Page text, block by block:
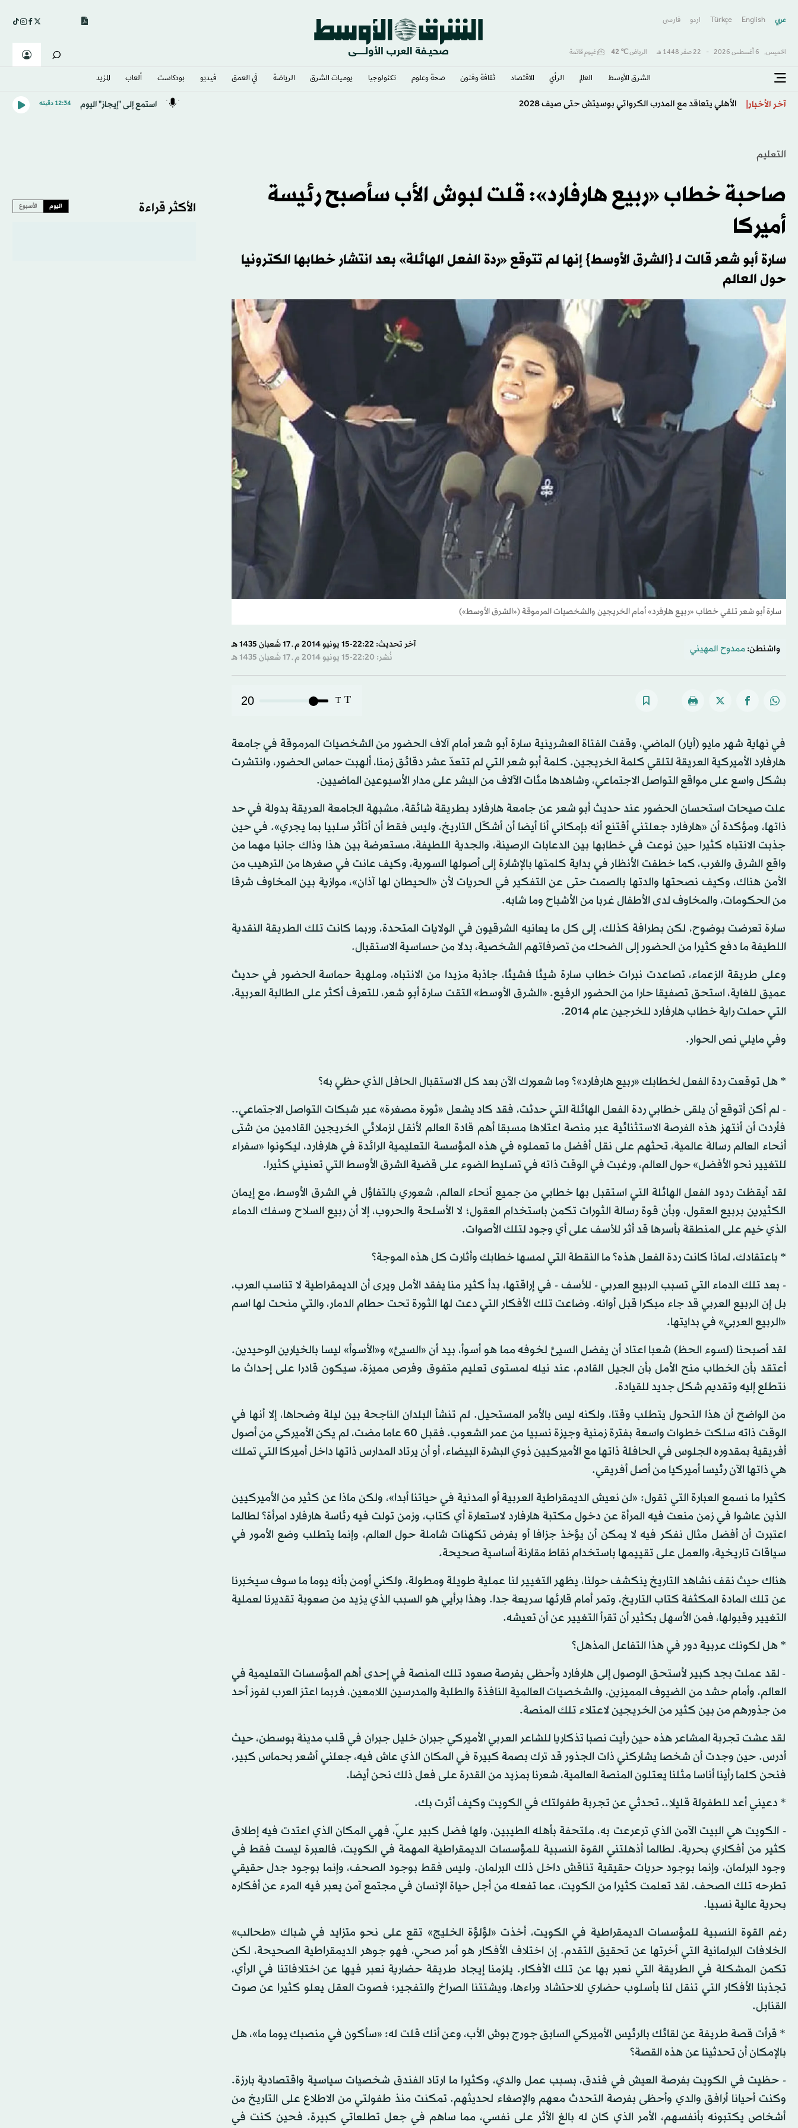
عربي English
Türkçe اردو فارسى
الخميس, 6 أغسطس 2026 - 22 صفَر 1448 هـ الرياض℃
42 غيوم قاتمة
الشرق الأوسط​ العالم الرأي الاقتصاد ثقافة وفنون صحة وعلوم تكنولوجيا يوميات الشرق​ الرياضة في العمق فيديو بودكاست ألعاب المزيد
آخر الأخبار الأهلي يتعاقد مع المدرب الكرواتي بوسيتش حتى صيف 2028 استمع إلى "إيجاز" اليوم 12:34 دقيقه
التعليم
صاحبة خطاب «ربيع هارفارد»: قلت لبوش الأب سأصبح رئيسة
أميركا
سارة أبو شعر قالت لـ {الشرق الأوسط} إنها لم تتوقع «ردة الفعل الهائلة» بعد انتشار خطابها الكترونيا
حول العالم
سارة أبو شعر تلقي خطاب «ربيع هارفرد» أمام الخريجين والشخصيات المرموقة («الشرق الأوسط»)
واشنطن: ممدوح المهيني
آخر تحديث: 22:22-15 يونيو 2014 م ـ 17 شَعبان 1435 هـ
نُشر: 22:20-15 يونيو 2014 م ـ 17 شَعبان 1435 هـ
T
T
20
في نهاية شهر مايو (أيار) الماضي، وقفت الفتاة العشرينية سارة أبو شعر أمام آلاف الحضور من الشخصيات المرموقة في جامعة
هارفارد الأميركية العريقة لتلقي كلمة الخريجين. كلمة أبو شعر التي لم تتعدّ عشر دقائق زمنا، ألهبت حماس الحضور، وانتشرت
بشكل واسع على مواقع التواصل الاجتماعي، وشاهدها مئات الآلاف من البشر على مدار الأسبوعين الماضيين.
علت صيحات استحسان الحضور عند حديث أبو شعر عن جامعة هارفارد بطريقة شائقة، مشبهة الجامعة العريقة بدولة في حد
ذاتها، ومؤكدة أن «هارفارد جعلتني أقتنع أنه بإمكاني أنا أيضا أن أشكّل التاريخ، وليس فقط أن أتأثر سلبيا بما يجري». في حين
جذبت الانتباه كثيرا حين نوعت في خطابها بين الدعابات الرصينة، والجدية اللطيفة، مستعرضة بين هذا وذاك جانبا مهما من
واقع الشرق والغرب، كما خطفت الأنظار في بداية كلمتها بالإشارة إلى أصولها السورية، وكيف عانت في صغرها من الترهيب من
الأمن هناك، وكيف نصحتها والدتها بالصمت حتى عن التفكير في الحريات لأن «الحيطان لها آذان»، موازية بين المخاوف شرقا
من الحكومات، والمخاوف لدى الأطفال غربا من الأشباح وما شابه.
سارة تعرضت بوضوح، لكن بطرافة كذلك، إلى كل ما يعانيه الشرقيون في الولايات المتحدة، وربما كانت تلك الطريقة النقدية
اللطيفة ما دفع كثيرا من الحضور إلى الضحك من تصرفاتهم الشخصية، بدلا من حساسية الاستقبال.
وعلى طريقة الزعماء، تصاعدت نبرات خطاب سارة شيئا فشيئا، جاذبة مزيدا من الانتباه، وملهبة حماسة الحضور في حديث
عميق للغاية، استحق تصفيقا حارا من الحضور الرفيع. «الشرق الأوسط» التقت سارة أبو شعر، للتعرف أكثر على الطالبة العربية،
التي حملت راية خطاب هارفارد للخرجين عام 2014.
وفي مايلي نص الحوار.
* هل توقعت ردة الفعل لخطابك «ربيع هارفارد»؟ وما شعورك الآن بعد كل الاستقبال الحافل الذي حظي به؟
- لم أكن أتوقع أن يلقى خطابي ردة الفعل الهائلة التي حدثت، فقد كاد يشعل «ثورة مصغرة» عبر شبكات التواصل الاجتماعي..
فأردت أن أنتهز هذه الفرصة الاستثنائية عبر منصة اعتلاها مسبقا أهم قادة العالم لأنقل لزملائي الخريجين القادمين من شتى
أنحاء العالم رسالة عالمية، تحثهم على نقل أفضل ما تعملوه في هذه المؤسسة التعليمية الرائدة في هارفارد، ليكونوا «سفراء
للتغيير نحو الأفضل» حول العالم، ورغبت في الوقت ذاته في تسليط الضوء على قضية الشرق الأوسط التي تعنيني كثيرا.
لقد أيقظت ردود الفعل الهائلة التي استقبل بها خطابي من جميع أنحاء العالم، شعوري بالتفاؤل في الشرق الأوسط، مع إيمان
الكثيرين بربيع العقول، وبأن قوة رسالة الثورات تكمن باستخدام العقول؛ لا الأسلحة والحروب، إلا أن ربيع السلاح وسفك الدماء
الذي خيم على المنطقة بأسرها قد أثر للأسف على أي وجود لتلك الأصوات.
* باعتقادك، لماذا كانت ردة الفعل هذه؟ ما النقطة التي لمسها خطابك وأثارت كل هذه الموجة؟
- بعد تلك الدماء التي تسبب الربيع العربي - للأسف - في إراقتها، بدأ كثير منا يفقد الأمل ويرى أن الديمقراطية لا تناسب العرب،
بل إن الربيع العربي قد جاء مبكرا قبل أوانه. وضاعت تلك الأفكار التي دعت لها الثورة تحت حطام الدمار، والتي منحت لها اسم
«الربيع العربي» في بدايتها.
لقد أصبحنا (لسوء الحظ) شعبا اعتاد أن يفضل السيئ لخوفه مما هو أسوأ، بيد أن «السيئ» و«الأسوأ» ليسا بالخيارين الوحيدين.
أعتقد بأن الخطاب منح الأمل بأن الجيل القادم، عند نيله لمستوى تعليم متفوق وفرص مميزة، سيكون قادرا على إحداث ما
نتطلع إليه وتقديم شكل جديد للقيادة.
من الواضح أن هذا التحول يتطلب وقتا، ولكنه ليس بالأمر المستحيل. لم تنشأ البلدان الناجحة بين ليلة وضحاها، إلا أنها في
الوقت ذاته سلكت خطوات واسعة بفترة زمنية وجيزة نسبيا من عمر الشعوب. فقبل 60 عاما مضت، لم يكن الأميركي من أصول
أفريقية بمقدوره الجلوس في الحافلة ذاتها مع الأميركيين ذوي البشرة البيضاء، أو أن يرتاد المدارس ذاتها داخل أميركا التي تملك
هي ذاتها الآن رئيسا أميركيا من أصل أفريقي.
كثيرا ما نسمع العبارة التي تقول: «لن نعيش الديمقراطية العربية أو المدنية في حياتنا أبدا»، ولكن ماذا عن كثير من الأميركيين
الذين عاشوا في زمن منعت فيه المرأة عن دخول مكتبة هارفارد لاستعارة أي كتاب، وزمن تولت فيه رئاسة هارفارد امرأة؟ لطالما
اعتبرت أن أفضل مثال نفكر فيه لا يمكن أن يؤخذ جزافا أو بفرض تكهنات شاملة حول العالم، وإنما يتطلب وضع الأمور في
سياقات تاريخية، والعمل على تقييمها باستخدام نقاط مقارنة أساسية صحيحة.
هناك حيث نقف نشاهد التاريخ ينكشف حولنا، يظهر التغيير لنا عملية طويلة ومطولة، ولكني أومن بأنه يوما ما سوف سيخبرنا
عن تلك المادة المكثفة كتاب التاريخ، وتمر أمام قارئها سريعة جدا. وهذا برأيي هو السبب الذي يزيد من صعوبة تقديرنا لعملية
التغيير وقبولها، فمن الأسهل بكثير أن تقرأ التغيير عن أن تعيشه.
* هل لكونك عربية دور في هذا التفاعل المذهل؟
- لقد عملت بجد كبير لأستحق الوصول إلى هارفارد وأحظى بفرصة صعود تلك المنصة في إحدى أهم المؤسسات التعليمية في
العالم، وأمام حشد من الضيوف المميزين، والشخصيات العالمية النافذة والطلبة والمدرسين اللامعين، فربما اعتز العرب لفوز أحد
من جذورهم من بين كثير من الخريجين لاعتلاء تلك المنصة.
لقد عشت تجربة المشاعر هذه حين رأيت نصبا تذكاريا للشاعر العربي الأميركي جبران خليل جبران في قلب مدينة بوسطن، حيث
أدرس. حين وجدت أن شخصا يشاركني ذات الجذور قد ترك بصمة كبيرة في المكان الذي عاش فيه، جعلني أشعر بحماس كبير،
فنحن كلما رأينا أناسا مثلنا يعتلون المنصة العالمية، شعرنا بمزيد من القدرة على فعل ذلك نحن أيضا.
* دعيني أعد للطفولة قليلا.. تحدثي عن تجربة طفولتك في الكويت وكيف أثرت بك.
- الكويت هي البيت الآمن الذي ترعرعت به، ملتحفة بأهله الطيبين، ولها فضل كبير عليّ، فهي المكان الذي اعتدت فيه إطلاق
كثير من أفكاري بحرية. لطالما أذهلتني القوة النسبية للمؤسسات الديمقراطية المهمة في الكويت، فالعبرة ليست فقط في
وجود البرلمان، وإنما بوجود حريات حقيقية تناقش داخل ذلك البرلمان. وليس فقط بوجود الصحف، وإنما بوجود جدل حقيقي
تطرحه تلك الصحف. لقد تعلمت كثيرا من الكويت، عما تفعله من أجل حياة الإنسان في مجتمع آمن يعبر فيه المرء عن أفكاره
بحرية عالية نسبيا.
رغم القوة النسبية للمؤسسات الديمقراطية في الكويت، أخذت «لؤلؤة الخليج» تقع على نحو متزايد في شباك «طحالب»
الخلافات البرلمانية التي أخرتها عن تحقيق التقدم. إن اختلاف الأفكار هو أمر صحي، فهو جوهر الديمقراطية الصحيحة، لكن
تكمن المشكلة في الطريقة التي نعبر بها عن تلك الأفكار. يلزمنا إيجاد طريقة حضارية نعبر فيها عن اختلافاتنا في الرأي،
تجذبنا الأفكار التي تنقل لنا بأسلوب حضاري للاحتشاد وراءها، ويشتتنا الصراخ والتفجير؛ فصوت العقل يعلو كثيرا عن صوت
القنابل.
* قرأت قصة طريفة عن لقائك بالرئيس الأميركي السابق جورج بوش الأب، وعن أنك قلت له: «سأكون في منصبك يوما ما»، هل
بالإمكان أن تحدثينا عن هذه القصة؟
- حظيت في الكويت بفرصة العيش في فندق، بسبب عمل والدي، وكثيرا ما ارتاد الفندق شخصيات سياسية واقتصادية بارزة.
وكنت أحيانا أرافق والدي وأحظى بفرصة التحدث معهم والإصغاء لحديثهم. تمكنت منذ طفولتي من الاطلاع على التاريخ من
أشخاص يكتبونه بأنفسهم، الأمر الذي كان له بالغ الأثر على نفسي، مما ساهم في جعل تطلعاتي كبيرة. فحين كنت في
الأكثر قراءة اليوم الأسبوع